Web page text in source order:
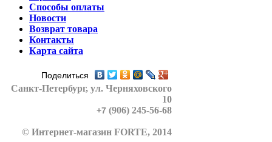
Способы оплаты
Новости
Возврат товара
Контакты
Карта сайта
Поделиться
Санкт-Петербург, ул. Черняховского
10
+7 (906) 245-56-68
© Интернет-магазин FORTE, 2014